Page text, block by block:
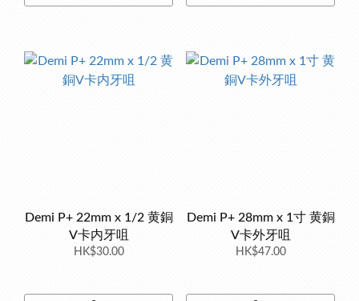
Demi P+ 22mm x 1/2 黄銅
V卡内牙咀
HK$30.00
Demi P+ 28mm x 1寸 黄銅
V卡外牙咀
HK$47.00